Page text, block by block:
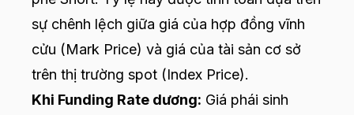
sự chênh lệch giữa giá của hợp đồng vĩnh
cửu (Mark Price) và giá của tài sản cơ sở
trên thị trường spot (Index Price).
Khi Funding Rate dương: Giá phái sinh